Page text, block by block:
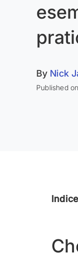
By Nick
Published